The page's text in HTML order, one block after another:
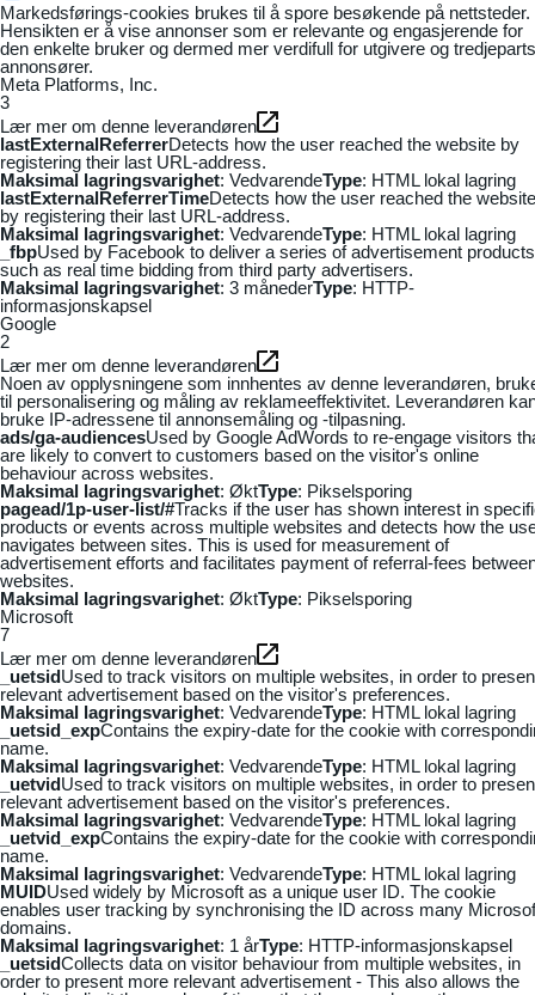
Markedsførings-cookies brukes til å spore besøkende på nettsteder.
Hensikten er å vise annonser som er relevante og engasjerende for
den enkelte bruker og dermed mer verdifull for utgivere og tredjeparts
annonsører.
Meta Platforms, Inc.
3
Lær mer om denne leverandøren
lastExternalReferrerDetects how the user reached the website by
registering their last URL-address.
Maksimal lagringsvarighet: VedvarendeType: HTML lokal lagring
lastExternalReferrerTimeDetects how the user reached the website
by registering their last URL-address.
Maksimal lagringsvarighet: VedvarendeType: HTML lokal lagring
_fbpUsed by Facebook to deliver a series of advertisement products
such as real time bidding from third party advertisers.
Maksimal lagringsvarighet: 3 månederType: HTTP-
informasjonskapsel
Google
2
Lær mer om denne leverandøren
Noen av opplysningene som innhentes av denne leverandøren,
til personalisering og måling av reklameeffektivitet. Leverandøren
bruke IP-adressene til annonsemåling og -tilpasning.
ads/ga-audiencesUsed by Google AdWords to re-engage visitors
are likely to convert to customers based on the visitor's online
behaviour across websites.
Maksimal lagringsvarighet: ØktType: Pikselsporing
pagead/1p-user-list/#Tracks if the user has shown interest in
products or events across multiple websites and detects how the
navigates between sites. This is used for measurement of
advertisement efforts and facilitates payment of referral-fees
websites.
Maksimal lagringsvarighet: ØktType: Pikselsporing
Microsoft
7
Lær mer om denne leverandøren
_uetsidUsed to track visitors on multiple websites, in order to
relevant advertisement based on the visitor's preferences.
Maksimal lagringsvarighet: VedvarendeType: HTML lokal lagring
_uetsid_expContains the expiry-date for the cookie with
name.
Maksimal lagringsvarighet: VedvarendeType: HTML lokal lagring
_uetvidUsed to track visitors on multiple websites, in order to
relevant advertisement based on the visitor's preferences.
Maksimal lagringsvarighet: VedvarendeType: HTML lokal lagring
_uetvid_expContains the expiry-date for the cookie with
name.
Maksimal lagringsvarighet: VedvarendeType: HTML lokal lagring
MUIDUsed widely by Microsoft as a unique user ID. The cookie
enables user tracking by synchronising the ID across many
domains.
Maksimal lagringsvarighet: 1 årType: HTTP-informasjonskapsel
_uetsidCollects data on visitor behaviour from multiple websites, in
order to present more relevant advertisement - This also allows the